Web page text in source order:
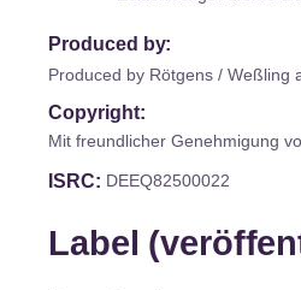
Produced by:
Produced by Rötgens / Weßling
Copyright:
Mit freundlicher Genehmigung
ISRC DEEQ82500022
Label